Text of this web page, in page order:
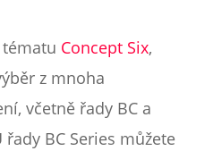
Concept Six,
z mnoha
včetně řady BC a
BC Series můžete